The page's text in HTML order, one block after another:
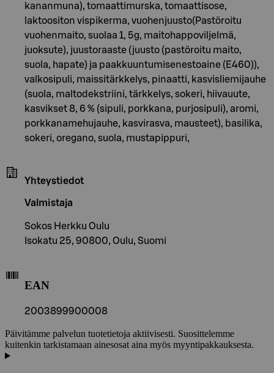
kananmuna), tomaattimurska, tomaattisose,
laktoositon vispikerma, vuohenjuusto(Pastöroitu
vuohenmaito, suolaa 1, 5g, maitohappoviljelmä,
juoksute), juustoraaste (juusto (pastöroitu maito,
suola, hapate) ja paakkuuntumisenestoaine (E460)),
valkosipuli, maissitärkkelys, pinaatti, kasvisliemijauhe
(suola, maltodekstriini, tärkkelys, sokeri, hiivauute,
kasvikset 8, 6 % (sipuli, porkkana, purjosipuli), aromi,
porkkanamehujauhe, kasvirasva, mausteet), basilika,
sokeri, oregano, suola, mustapippuri,
Yhteystiedot
Valmistaja
Sokos Herkku Oulu
Isokatu 25, 90800, Oulu, Suomi
EAN
2003899900008
Päivitämme palvelun tuotetietoja aktiivisesti. Suosittelemme
kuitenkin tarkistamaan ainesosat aina myös myyntipakkauksesta.